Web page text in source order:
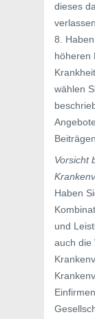
dieses
8.
höheren
wählen
Vorsicht
Haben
und
auch die